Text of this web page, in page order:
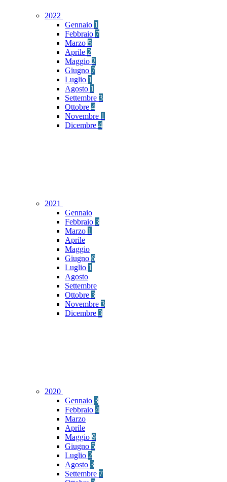
2022
Gennaio 1
Febbraio 7
Marzo 5
Aprile 2
Maggio 2
Giugno 7
Luglio 1
Agosto 1
Settembre 3
Ottobre 4
Novembre 1
Dicembre 4
2021
Gennaio
Febbraio 3
Marzo 1
Aprile
Maggio
Giugno 6
Luglio 1
Agosto
Settembre
Ottobre 3
Novembre 3
Dicembre 3
2020
Gennaio 3
Febbraio 4
Marzo
Aprile
Maggio 9
Giugno 5
Luglio 2
Agosto 3
Settembre 7